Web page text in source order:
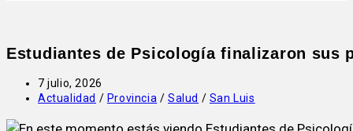
Estudiantes de Psicología finalizaron sus
7 julio, 2026
Actualidad / Provincia / Salud / San Luis